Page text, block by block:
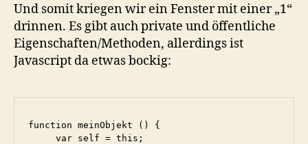
Und somit kriegen wir ein Fenster mit einer „1“
drinnen. Es gibt auch private und öffentliche
Eigenschaften/Methoden, allerdings ist
Javascript da etwas bockig:
function meinObjekt () {
     var self = this;